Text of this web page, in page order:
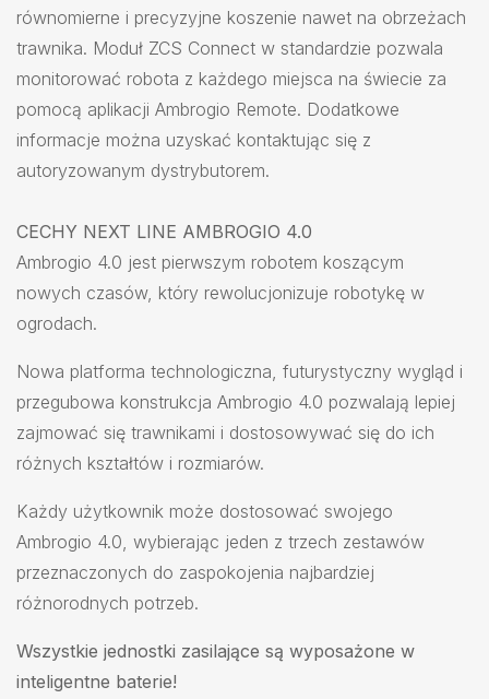
równomierne i precyzyjne koszenie nawet na obrzeżach
trawnika. Moduł ZCS Connect w standardzie pozwala
monitorować robota z każdego miejsca na świecie za
pomocą aplikacji Ambrogio Remote. Dodatkowe
informacje można uzyskać kontaktując się z
autoryzowanym dystrybutorem.
CECHY NEXT LINE AMBROGIO 4.0
Ambrogio 4.0 jest pierwszym robotem koszącym
nowych czasów, który rewolucjonizuje robotykę w
ogrodach.
Nowa platforma technologiczna, futurystyczny wygląd i
przegubowa konstrukcja Ambrogio 4.0 pozwalają lepiej
zajmować się trawnikami i dostosowywać się do ich
różnych kształtów i rozmiarów.
Każdy użytkownik może dostosować swojego
Ambrogio 4.0, wybierając jeden z trzech zestawów
przeznaczonych do zaspokojenia najbardziej
różnorodnych potrzeb.
Wszystkie jednostki zasilające są wyposażone w
inteligentne baterie!